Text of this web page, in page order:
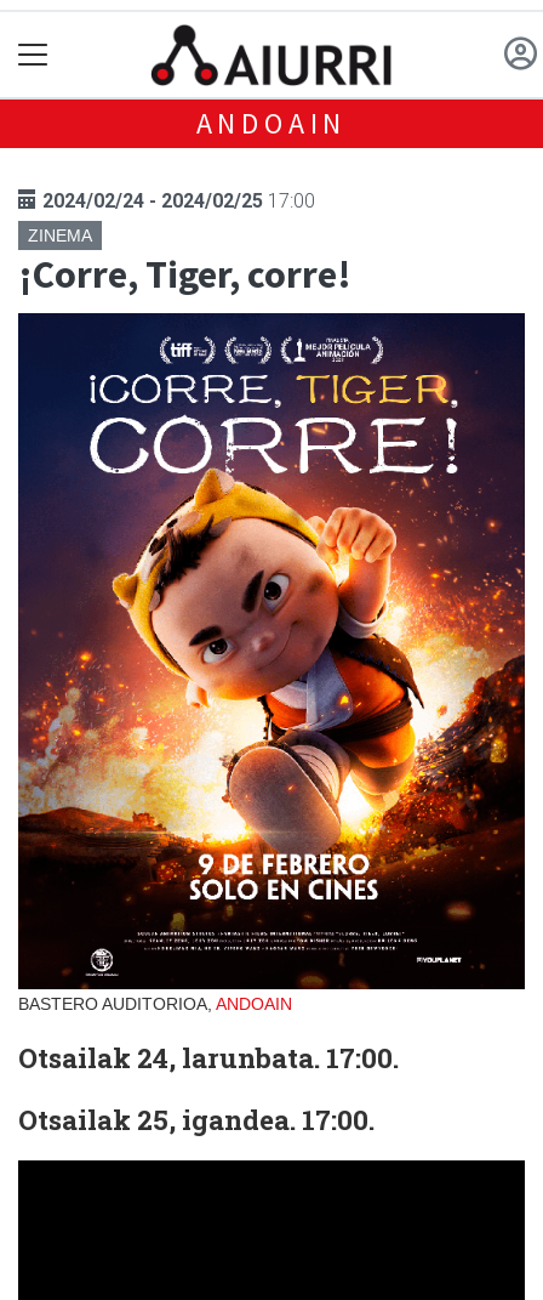
ANDOAIN
2024/02/24 - 2024/02/25 17:00
ZINEMA
¡Corre, Tiger, corre!
BASTERO AUDITORIOA, ANDOAIN
Otsailak 24, larunbata. 17:00.
Otsailak 25, igandea. 17:00.